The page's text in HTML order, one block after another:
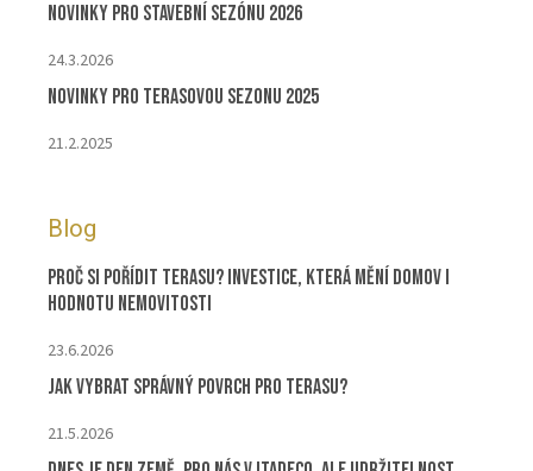
Novinky pro stavební sezónu 2026
24.3.2026
Novinky pro terasovou sezonu 2025
21.2.2025
Blog
Proč si pořídit terasu? Investice, která mění domov i
hodnotu nemovitosti
23.6.2026
Jak vybrat správný povrch pro terasu?
21.5.2026